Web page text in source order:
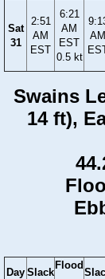
Sat
31
2:51
AM
EST
6:21
AM
EST
0.5 kt
AM
Swains
14 ft),
Day Slack
Flood